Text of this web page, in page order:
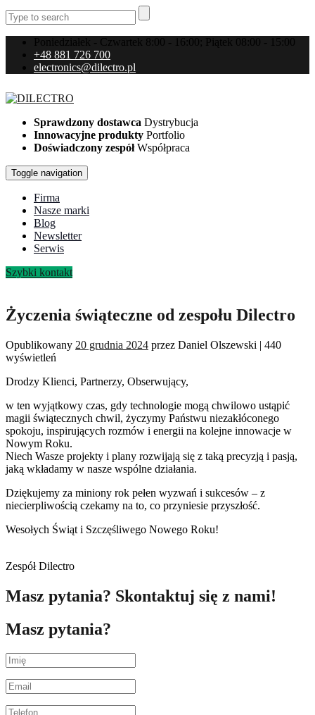
Poniedziałek - Czwartek 8:00 - 16:00; Piątek 08:00 - 15:00
+48 881 726 700
electronics@dilectro.pl
Sprawdzony dostawca Dystrybucja
Innowacyjne produkty Portfolio
Doświadczony zespół Współpraca
Toggle navigation
Firma
Nasze marki
Blog
Newsletter
Serwis
Szybki kontakt
Życzenia świąteczne od zespołu Dilectro
Opublikowany 20 grudnia 2024 przez Daniel Olszewski | 440
wyświetleń
Drodzy Klienci, Partnerzy, Obserwujący,
w ten wyjątkowy czas, gdy technologie mogą chwilowo ustąpić
magii świątecznych chwil, życzymy Państwu niezakłóconego
spokoju, inspirujących rozmów i energii na kolejne innowacje w
Nowym Roku.
Niech Wasze projekty i plany rozwijają się z taką precyzją i pasją,
jaką wkładamy w nasze wspólne działania.
Dziękujemy za miniony rok pełen wyzwań i sukcesów – z
niecierpliwością czekamy na to, co przyniesie przyszłość.
Wesołych Świąt i Szczęśliwego Nowego Roku!
Zespół Dilectro
Masz pytania? Skontaktuj się z nami!
Masz pytania?